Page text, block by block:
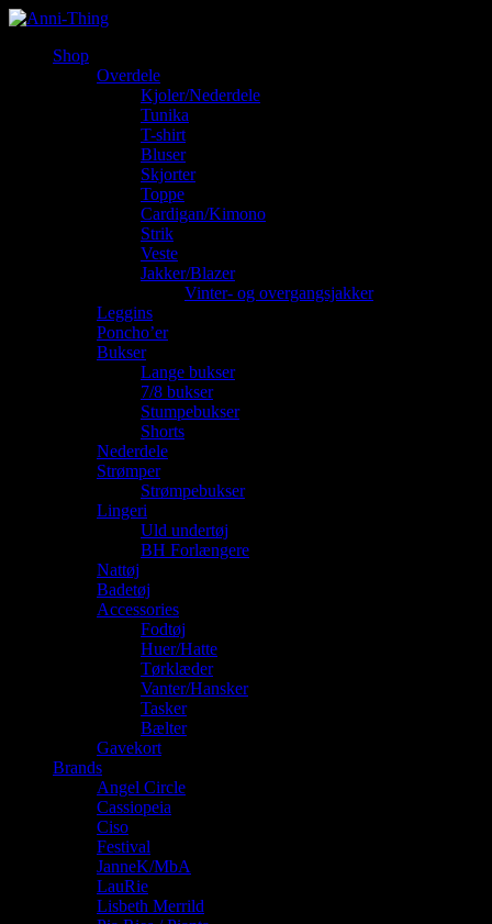
Shop
Overdele
Kjoler/Nederdele
Tunika
T-shirt
Bluser
Skjorter
Toppe
Cardigan/Kimono
Strik
Veste
Jakker/Blazer
Vinter- og overgangsjakker
Leggins
Poncho’er
Bukser
Lange bukser
7/8 bukser
Stumpebukser
Shorts
Nederdele
Strømper
Strømpebukser
Lingeri
Uld undertøj
BH Forlængere
Nattøj
Badetøj
Accessories
Fodtøj
Huer/Hatte
Tørklæder
Vanter/Hansker
Tasker
Bælter
Gavekort
Brands
Angel Circle
Cassiopeia
Ciso
Festival
JanneK/MbA
LauRie
Lisbeth Merrild